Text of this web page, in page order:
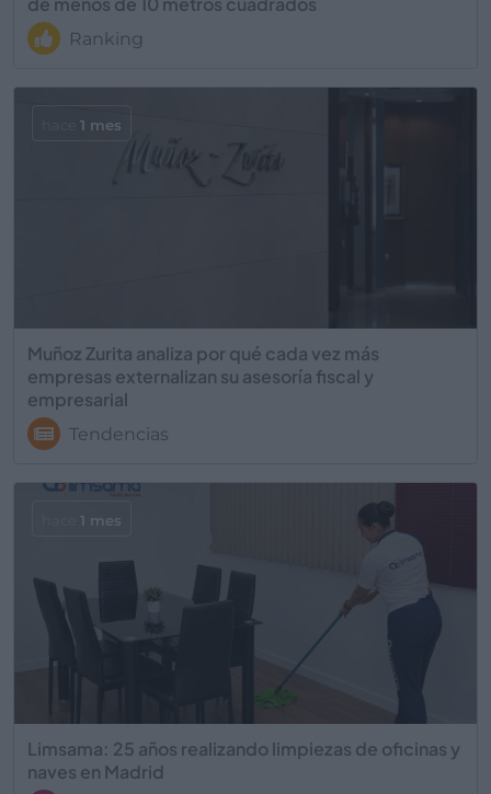
Ranking
Muñoz Zurita analiza por qué cada vez más
empresas externalizan su asesoría fiscal y
empresarial
Tendencias
1 mes
Limsama: 25 años realizando limpiezas de oficinas y
naves en Madrid
1 mes